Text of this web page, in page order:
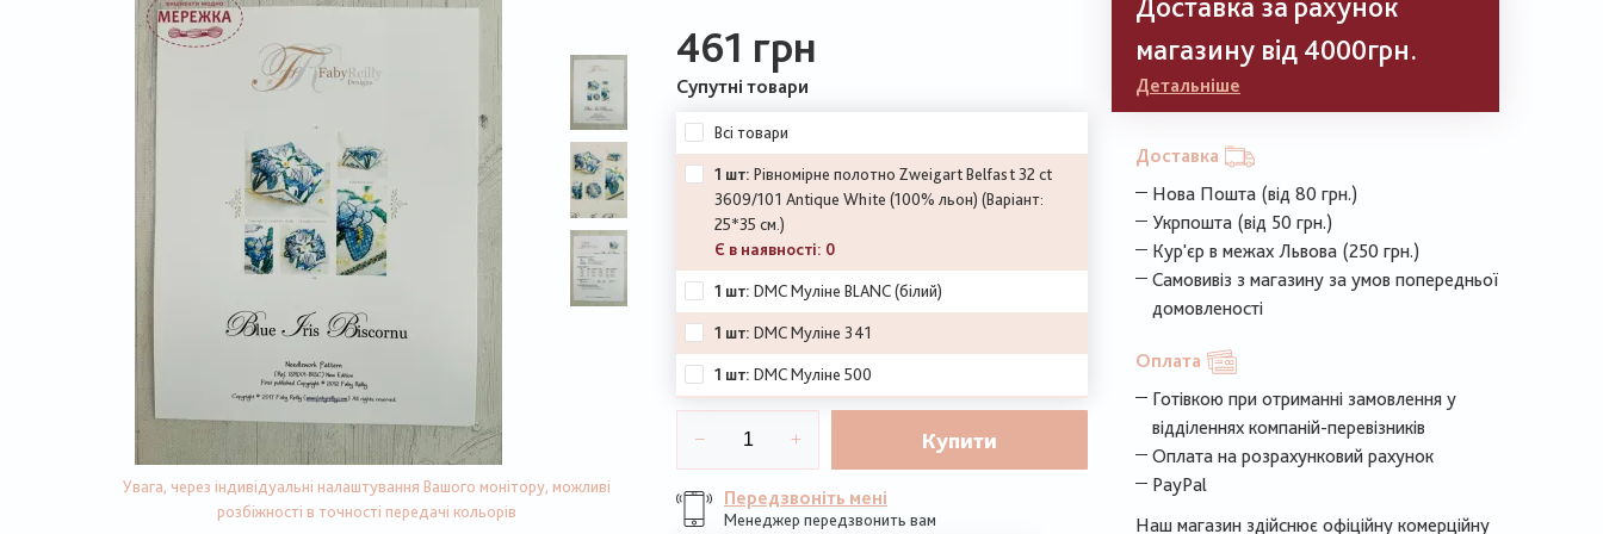
Увага, через індивідуальні налаштування Вашого монітору, можливі
розбіжності в точності передачі кольорів
461 грн
Супутні товари
Всі товари
1 шт: Рівномірне полотно Zweigart Belfast 32 ct
3609/101 Antique White (100% льон) (Варіант:
25*35 см.)
Є в наявності: 0
1 шт: DMC Муліне BLANC (білий)
1 шт: DMC Муліне 341
1 шт: DMC Муліне 500
1 шт:DMC Муліне 505
1 шт:DMC Муліне 797
Купити
Передзвоніть мені
Менеджер передзвонить вам
магазину від 4000грн.
Детальніше
Доставка
Нова Пошта (від 80 грн.)
Укрпошта (від 50 грн.)
Кур'єр в межах Львова (250 грн.)
Самовивіз з магазину за умов попередньої
домовленості
Оплата
Готівкою при отриманні замовлення у
відділеннях компаній-перевізників
Оплата на розрахунковий рахунок
PayPal
Наш магазин здійснює офіційну комерційну